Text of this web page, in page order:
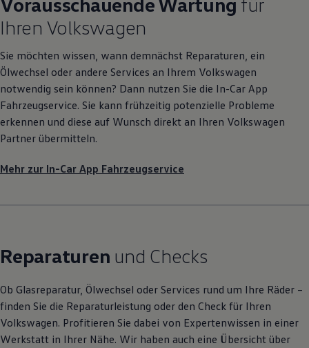
Ihren Volkswagen
Sie möchten wissen, wann demnächst Reparaturen, ein
Ölwechsel oder andere Services an Ihrem Volkswagen
notwendig sein können? Dann nutzen Sie die In-Car App
Fahrzeugservice. Sie kann frühzeitig potenzielle Probleme
erkennen und diese auf Wunsch direkt an Ihren Volkswagen
Partner übermitteln.
Mehr zur In-Car App Fahrzeugservice
Reparaturen und Checks
Ob Glasreparatur, Ölwechsel oder Services rund um Ihre Räder –
finden Sie die Reparaturleistung oder den Check für Ihren
Volkswagen. Profitieren Sie dabei von Expertenwissen in einer
Werkstatt in Ihrer Nähe. Wir haben auch eine Übersicht über